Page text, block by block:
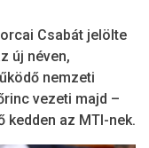
Csabát jelölte
új néven,
nemzeti
vezeti majd –
kedden az MTI-nek.